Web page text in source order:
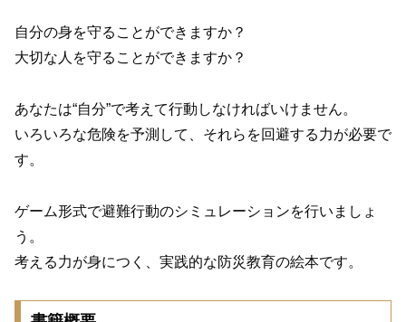
自分の身を守ることができますか？
大切な人を守ることができますか？
あなたは“自分”で考えて行動しなければいけません。
いろいろな危険を予測して、それらを回避する力が必要で
す。
ゲーム形式で避難行動のシミュレーションを行いましょ
う。
考える力が身につく、実践的な防災教育の絵本です。